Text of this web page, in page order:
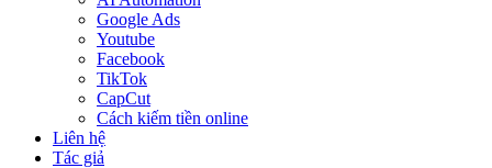
Google Ads
Youtube
Facebook
TikTok
CapCut
Cách kiếm tiền online
Liên hệ
Tác giả